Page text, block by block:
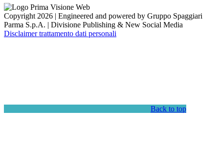
Copyright 2026 | Engineered and powered by Gruppo Spaggiari
Parma S.p.A. | Divisione Publishing & New Social Media
Disclaimer trattamento dati personali
Back to top